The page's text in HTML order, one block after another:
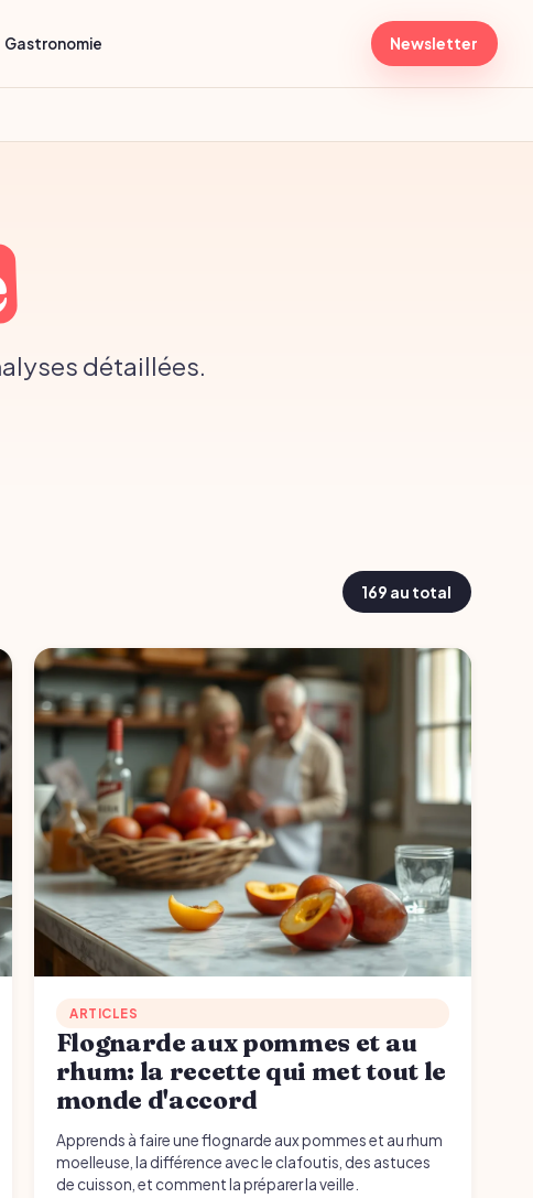
Gastronomie Newsletter
détaillées.
169 au total
ARTICLES
Flognarde aux pommes et au
rhum: la recette qui met tout le
monde d'accord
Apprends à faire une flognarde aux pommes et au rhum
moelleuse, la différence avec le clafoutis, des astuces
de cuisson, et comment la préparer la veille.